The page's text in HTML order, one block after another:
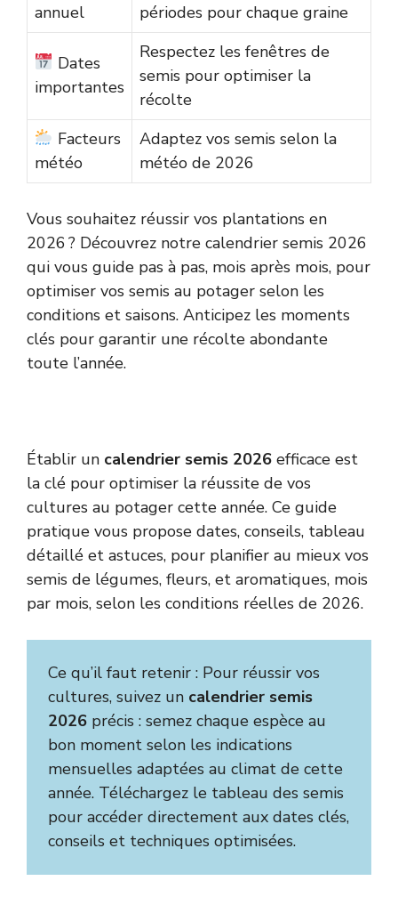
annuel
périodes pour chaque graine
Dates
importantes
Respectez les fenêtres de
semis pour optimiser la
récolte
Facteurs
météo
Adaptez vos semis selon la
météo de 2026
Vous souhaitez réussir vos plantations en
2026 ? Découvrez notre calendrier semis 2026
qui vous guide pas à pas, mois après mois, pour
optimiser vos semis au potager selon les
conditions et saisons. Anticipez les moments
clés pour garantir une récolte abondante
toute l’année.
Établir un calendrier semis 2026 efficace est
la clé pour optimiser la réussite de vos
cultures au potager cette année. Ce guide
pratique vous propose dates, conseils, tableau
détaillé et astuces, pour planifier au mieux vos
semis de légumes, fleurs, et aromatiques, mois
par mois, selon les conditions réelles de 2026.
Ce qu’il faut retenir : Pour réussir vos
cultures, suivez un calendrier semis
2026 précis : semez chaque espèce au
bon moment selon les indications
mensuelles adaptées au climat de cette
année. Téléchargez le tableau des semis
pour accéder directement aux dates clés,
conseils et techniques optimisées.